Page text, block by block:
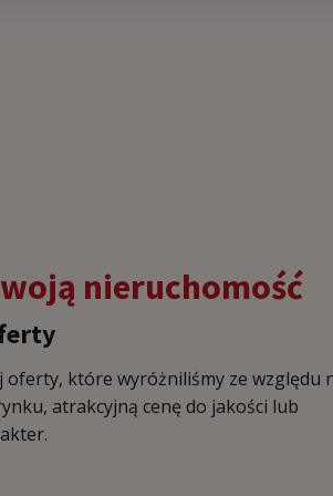
nieruchomość
oferty, które wyróżniliśmy ze względu
atrakcyjną cenę do jakości lub